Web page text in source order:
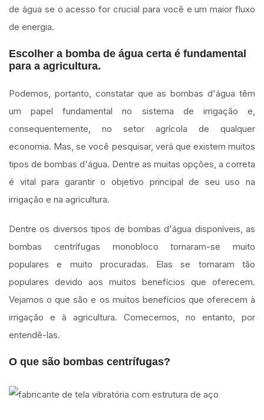
de água se o acesso for crucial para você e um maior fluxo
de energia.
Escolher a bomba de água certa é fundamental
para a agricultura.
Podemos, portanto, constatar que as bombas d'água têm
um papel fundamental no sistema de irrigação e,
consequentemente, no setor agrícola de qualquer
economia. Mas, se você pesquisar, verá que existem muitos
tipos de bombas d'água. Dentre as muitas opções, a correta
é vital para garantir o objetivo principal de seu uso na
irrigação e na agricultura.
Dentre os diversos tipos de bombas d'água disponíveis, as
bombas centrífugas monobloco tornaram-se muito
populares e muito procuradas. Elas se tornaram tão
populares devido aos muitos benefícios que oferecem.
Vejamos o que são e os muitos benefícios que oferecem à
irrigação e à agricultura. Comecemos, no entanto, por
entendê-las.
O que são bombas centrífugas?